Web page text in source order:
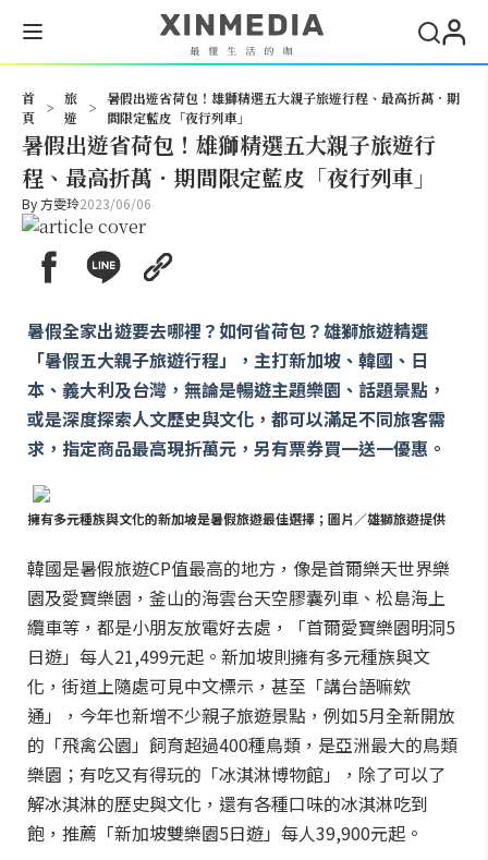
首
頁
>
旅
遊
>
暑假出遊省荷包！雄獅精選五大親子旅遊行程、最高折萬．期
間限定藍皮「夜行列車」
暑假出遊省荷包！雄獅精選五大親子旅遊行
程、最高折萬．期間限定藍皮「夜行列車」
By方雯玲2023/06/06
暑假全家出遊要去哪裡？如何省荷包？雄獅旅遊精選
「暑假五大親子旅遊行程」，主打新加坡、韓國、日
本、義大利及台灣，無論是暢遊主題樂園、話題景點，
或是深度探索人文歷史與文化，都可以滿足不同旅客需
求，指定商品最高現折萬元，另有票券買一送一優惠。
擁有多元種族與文化的新加坡是暑假旅遊最佳選擇；圖片／雄獅旅遊提供
韓國是暑假旅遊CP值最高的地方，像是首爾樂天世界樂
園及愛寶樂園，釜山的海雲台天空膠囊列車、松島海上
纜車等，都是小朋友放電好去處，「首爾愛寶樂園明洞5
日遊」每人21,499元起。新加坡則擁有多元種族與文
化，街道上隨處可見中文標示，甚至「講台語嘛欸
通」，今年也新增不少親子旅遊景點，例如5月全新開放
的「飛禽公園」飼育超過400種鳥類，是亞洲最大的鳥類
樂園；有吃又有得玩的「冰淇淋博物館」，除了可以了
解冰淇淋的歷史與文化，還有各種口味的冰淇淋吃到
飽，推薦「新加坡雙樂園5日遊」每人39,900元起。